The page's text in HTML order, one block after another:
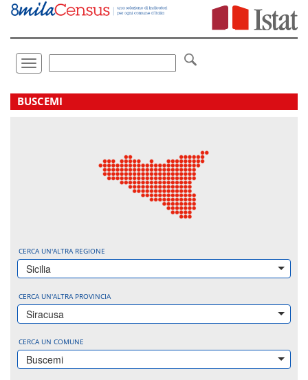
Vai
direttamente
Toggle
navigation
.
BUSCEMI
CERCA UN'ALTRA REGIONE
Sicilia
CERCA UN'ALTRA PROVINCIA
Siracusa
CERCA UN COMUNE
Buscemi